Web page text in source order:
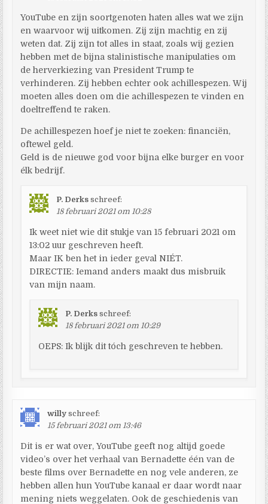
YouTube en zijn soortgenoten haten alles wat we zijn
en waarvoor wij uitkomen. Zij zijn machtig en zij
weten dat. Zij zijn tot alles in staat, zoals wij gezien
hebben met de bijna stalinistische manipulaties om
de herverkiezing van President Trump te
verhinderen. Zij hebben echter ook achillespezen. Wij
moeten alles doen om die achillespezen te vinden en
doeltreffend te raken.
De achillespezen hoef je niet te zoeken: financiën,
oftewel geld.
Geld is de nieuwe god voor bijna elke burger en voor
élk bedrijf.
P. Derks schreef:
18 februari 2021 om 10:28
Ik weet niet wie dit stukje van 15 februari 2021 om
13:02 uur geschreven heeft.
Maar IK ben het in ieder geval NIÉT.
DIRECTIE: Iemand anders maakt dus misbruik
van mijn naam.
P. Derks schreef:
18 februari 2021 om 10:29
OEPS: Ik blijk dit tóch geschreven te hebben.
willy schreef:
15 februari 2021 om 13:46
Dit is er wat over, YouTube geeft nog altijd goede
video’s over het verhaal van Bernadette één van de
beste films over Bernadette en nog vele anderen, ze
hebben allen hun YouTube kanaal er daar wordt naar
mening niets weggelaten. Ook de geschiedenis van